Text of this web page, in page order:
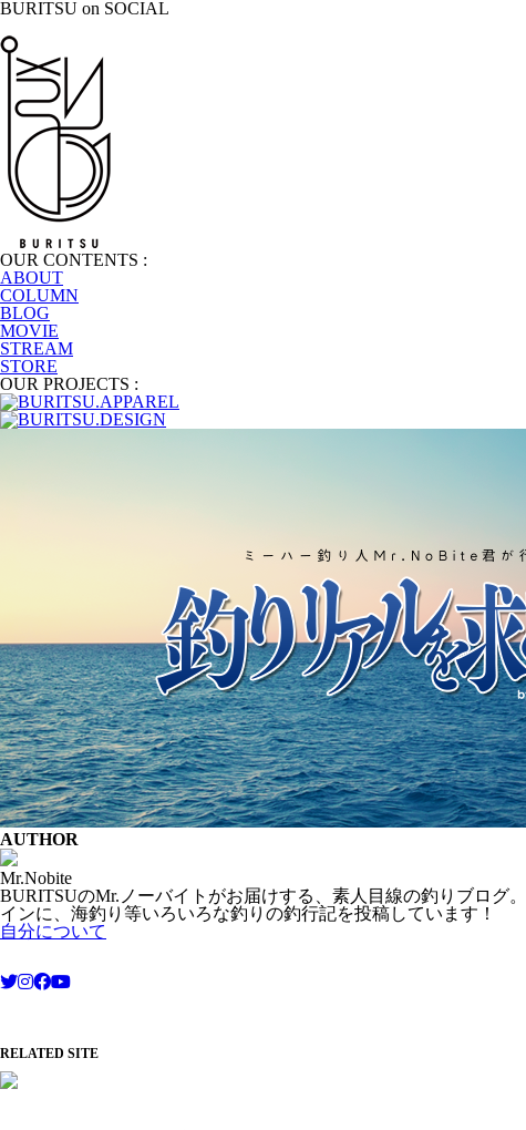
BURITSU on SOCIAL
OUR CONTENTS :
ABOUT
COLUMN
BLOG
MOVIE
STREAM
STORE
OUR PROJECTS :
AUTHOR
Mr.Nobite
BURITSUのMr.ノーバイトがお届けする、素人目線の釣りブログ
インに、海釣り等いろいろな釣りの釣行記を投稿しています！
自分について
RELATED SITE